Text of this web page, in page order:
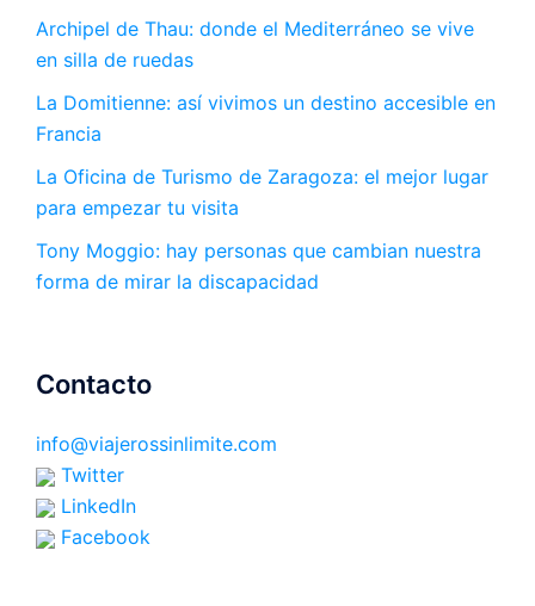
Archipel de Thau: donde el Mediterráneo se vive
en silla de ruedas
La Domitienne: así vivimos un destino accesible en
Francia
La Oficina de Turismo de Zaragoza: el mejor lugar
para empezar tu visita
Tony Moggio: hay personas que cambian nuestra
forma de mirar la discapacidad
Contacto
info@viajerossinlimite.com
Twitter
LinkedIn
Facebook